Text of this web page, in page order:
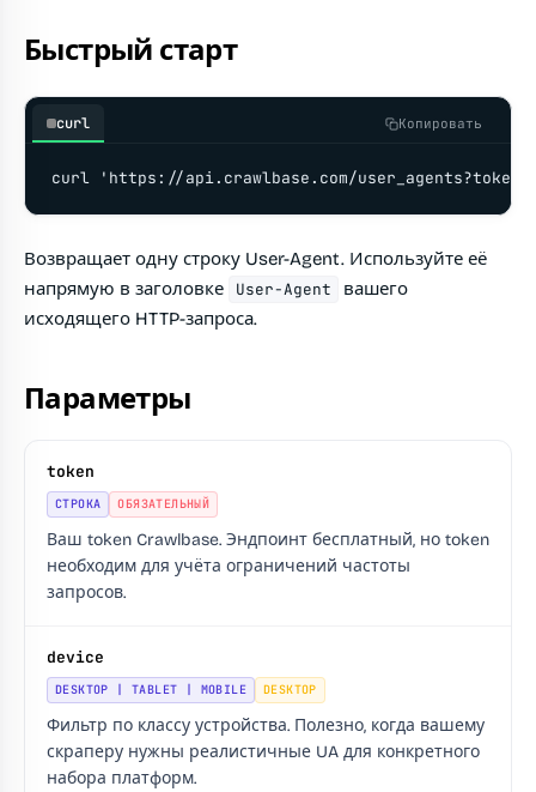
Быстрый старт
curl Копировать
curl 'https://api.crawlbase.com/
Возвращает одну строку User-Agent. Используйте её
напрямую в заголовке
User-Agent
вашего
исходящего HTTP-запроса.
Параметры
token
СТРОКА ОБЯЗАТЕЛЬНЫЙ
Ваш token Crawlbase. Эндпоинт бесплатный, но token
необходим для учёта ограничений частоты
запросов.
device
DESKTOP | TABLET | MOBILE DESKTOP
Фильтр по классу устройства. Полезно, когда вашему
скраперу нужны реалистичные UA для конкретного
набора платформ.